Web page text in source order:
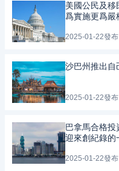
美國公民及移
爲實施更爲嚴
2025-01-22發
沙巴州推出自
2025-01-22發
巴拿馬合格
迎來創紀錄的
2025-01-22發